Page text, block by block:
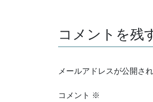
コメントを残
メールアドレスが公開さ
コメント ※